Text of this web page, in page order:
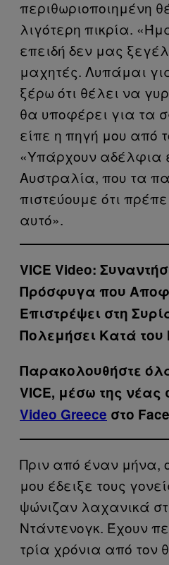
περιθωριοποιημένη
λιγότερη πικρία.
επειδή δεν μας
μαχητές. Λυπάμαι
ξέρω ότι θέλει να
θα υποφέρει για τα
είπε η πηγή μου από
«Υπάρχουν αδέλφια
Αυστραλία, που τα
πιστεύουμε ότι
αυτό».
VICE Video:
Πρόσφυγα που
Επιστρέψει στη
Πολεμήσει Κατά του
Παρακολουθήστε
VICE, μέσω της νέας
Video Greece στο
Πριν από έναν μήνα,
μου έδειξε τους
ψώνιζαν λαχανικά
Ντάντενογκ. Έχουν
τρία χρόνια από τον